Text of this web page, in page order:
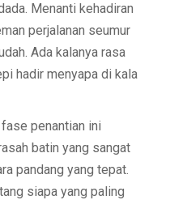
Menanti kehadiran
perjalanan seumur
Ada kalanya rasa
hadir menyapa di kala
penantian ini
batin yang sangat
pandang yang tepat.
siapa yang paling